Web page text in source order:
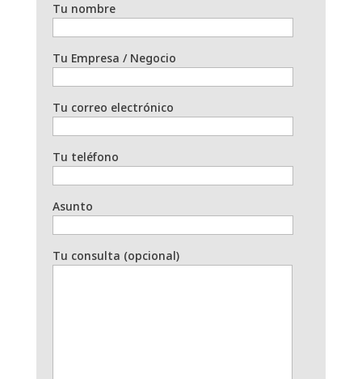
Tu nombre
Tu Empresa / Negocio
Tu correo electrónico
Tu teléfono
Asunto
Tu consulta (opcional)